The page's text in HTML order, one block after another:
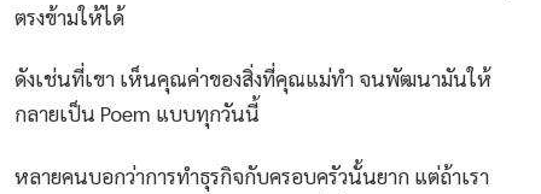
ตรงข้ามให้ได้
ดังเช่นที่เขา เห็นคุณค่าของสิ่งที่คุณแม่ทำ จนพัฒนามันให้
กลายเป็น Poem แบบทุกวันนี้
หลายคนบอกว่าการทำธุรกิจกับครอบครัวนั้นยาก แต่ถ้าเรา